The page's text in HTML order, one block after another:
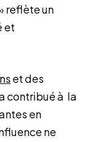
reflète un
et
et des
contribué à la
en
ne